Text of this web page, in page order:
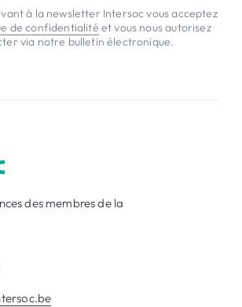
à la newsletter Intersoc vous acceptez
de confidentialité et vous nous autorisez
via notre bulletin électronique.
des membres de la